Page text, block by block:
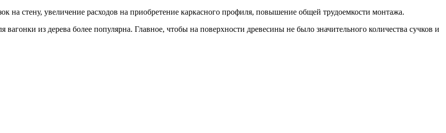
на стену, увеличение расходов на приобретение каркасного профиля, повышение общей трудоемкости монтажа.
вагонки из дерева более популярна. Главное, чтобы на поверхности древесины не было значительного количества сучков и